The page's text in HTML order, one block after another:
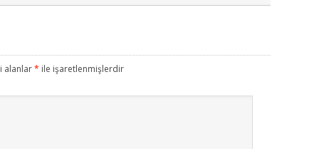
alanlar* ile işaretlenmişlerdir